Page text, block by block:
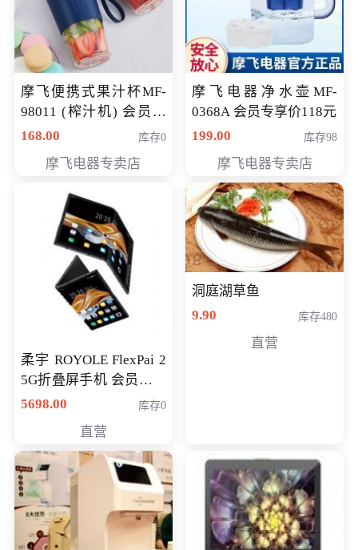
摩飞便携式果汁杯MF-
98011 (榨汁机) 会员专
享价138元
168.00 库存0
摩飞电器专卖店
摩飞电器净水壶MF-
0368A 会员专享价118元
199.00
库存98
摩飞电器专卖店
柔宇 ROYOLE FlexPai 2
5G折叠屏手机 会员专享
购买价格 4998元
5698.00 库存0
直营
洞庭湖草鱼
9.90
库存480
直营